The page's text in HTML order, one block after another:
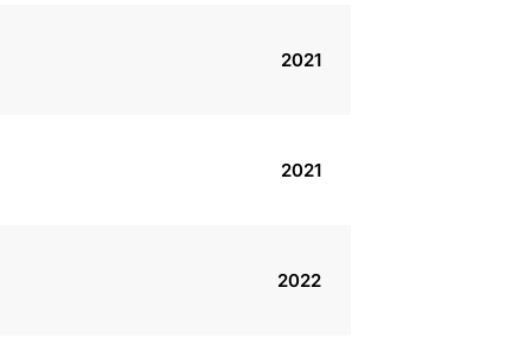
2021
2021
2022